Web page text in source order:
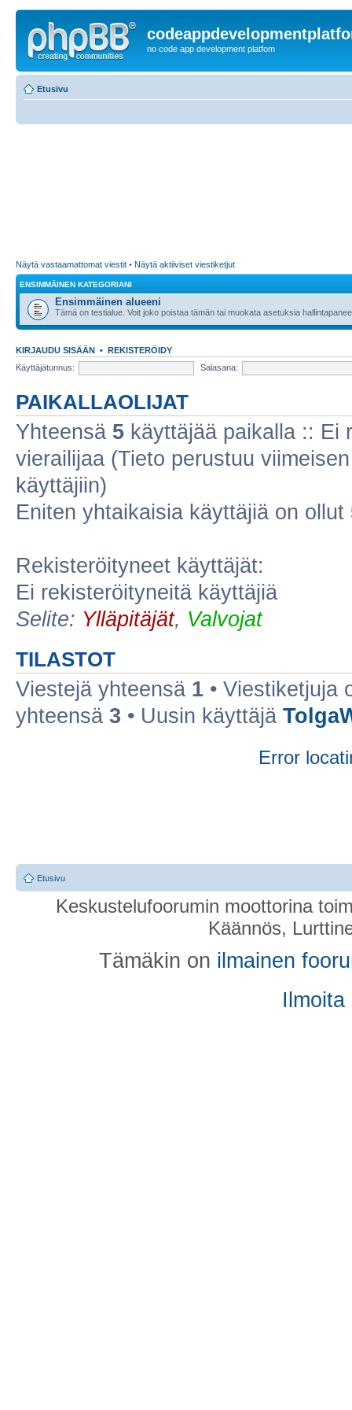
no code app development platfom
Etusivu
Näytä vastaamattomat viestit • Näytä aktiiviset viestiketjut
ENSIMMÄINEN KATEGORIANI
Ensimmäinen alueeni
Tämä on testialue. Voit joko poistaa tämän tai muokata asetuksia
KIRJAUDU SISÄÄN • REKISTERÖIDY
Käyttäjätunnus:
Salasana:
PAIKALLAOLIJAT
Yhteensä 5 käyttäjää paikalla :: Ei
vierailijaa (Tieto perustuu
käyttäjiin)
Eniten yhtaikaisia käyttäjiä on ollut
Rekisteröityneet käyttäjät:
Ei rekisteröityneitä käyttäjiä
Selite: Ylläpitäjät, Valvojat
TILASTOT
Viestejä yhteensä 1 • Viestiketjuja
yhteensä 3 • Uusin käyttäjä
Error
Etusivu
Keskustelufoorumin moottorina
Käännös,
Tämäkin on ilmainen